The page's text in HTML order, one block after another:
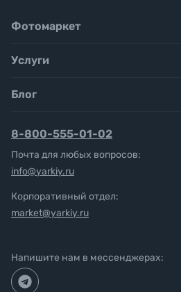
Фотомаркет
Услуги
Блог
8-800-555-01-02
Почта для любых вопросов:
info@yarkiy.ru
Корпоративный отдел:
market@yarkiy.ru
Напишите нам в мессенджерах: